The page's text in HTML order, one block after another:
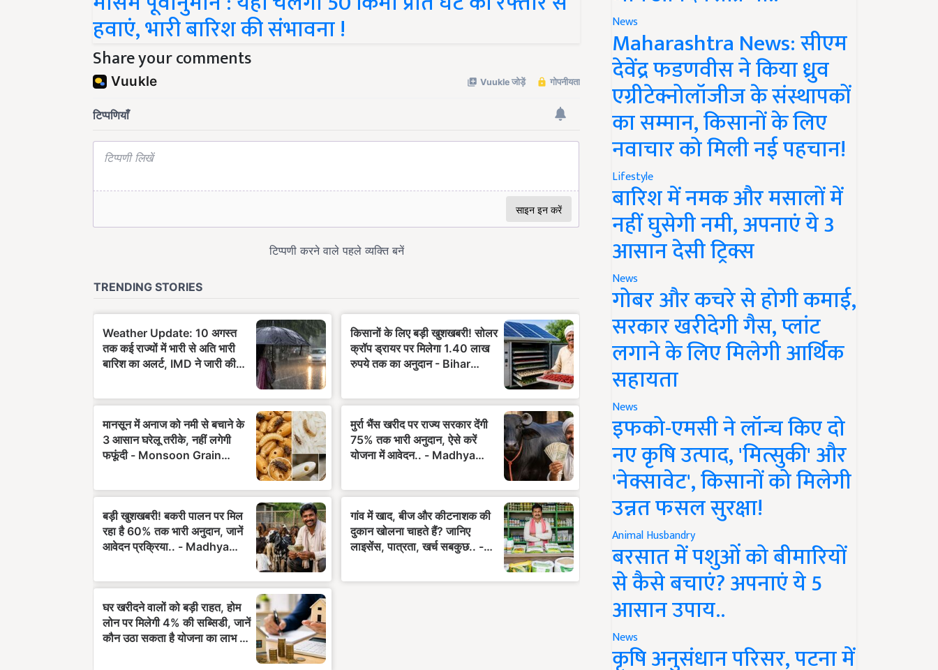
हवाएं, भारी बारिश की संभावना !
Share your comments
News
Maharashtra News: सीएम
देवेंद्र फडणवीस ने किया ध्रुव
एग्रीटेक्नोलॉजीज के संस्थापकों
का सम्मान, किसानों के लिए
नवाचार को मिली नई पहचान!
Lifestyle
बारिश में नमक और मसालों में
नहीं घुसेगी नमी, अपनाएं ये 3
आसान देसी ट्रिक्स
News
गोबर और कचरे से होगी कमाई,
सरकार खरीदेगी गैस, प्लांट
लगाने के लिए मिलेगी आर्थिक
सहायता
News
इफको-एमसी ने लॉन्च किए दो
नए कृषि उत्पाद, 'मित्सुकी' और
'नेक्सावेट', किसानों को मिलेगी
उन्नत फसल सुरक्षा!
Animal Husbandry
बरसात में पशुओं को बीमारियों
से कैसे बचाएं? अपनाएं ये 5
आसान उपाय..
News
कृषि अनुसंधान परिसर, पटना में